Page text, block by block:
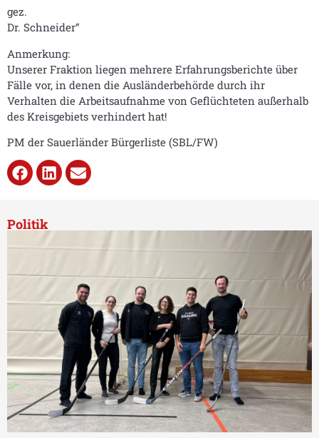
gez.
Dr. Schneider“
Anmerkung:
Unserer Fraktion liegen mehrere Erfahrungsberichte über
Fälle vor, in denen die Ausländerbehörde durch ihr
Verhalten die Arbeitsaufnahme von Geflüchteten außerhalb
des Kreisgebiets verhindert hat!
PM der Sauerländer Bürgerliste (SBL/FW)
Politik